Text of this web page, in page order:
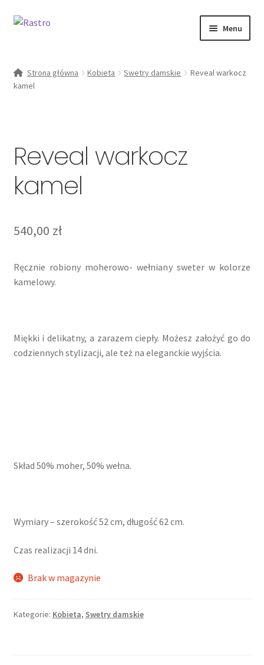
Przejdź
Przejdź
Menu
menu
Od ręki
O marce
Moje konto
Strona główna Kobieta Swetry damskie
Reveal warkocz
kamel
Reveal warkocz
kamel
540,00 zł
Ręcznie robiony moherowo- wełniany sweter w kolorze
kamelowy.
Miękki i delikatny, a zarazem ciepły. Możesz założyć go do
codziennych stylizacji, ale też na eleganckie wyjścia.
Skład 50% moher, 50% wełna.
Wymiary – szerokość 52 cm, długość 62 cm.
Czas realizacji 14 dni.
Brak w magazynie
Kategorie: Kobieta, Swetry damskie